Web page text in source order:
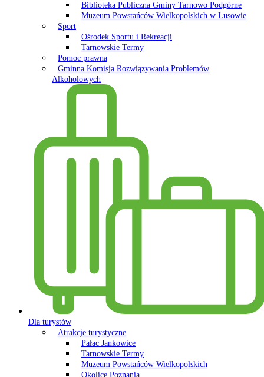
Biblioteka Publiczna Gminy Tarnowo Podgórne
Muzeum Powstańców Wielkopolskich w Lusowie
Sport
Ośrodek Sportu i Rekreacji
Tarnowskie Termy
Pomoc prawna
Gminna Komisja Rozwiązywania Problemów
Alkoholowych
Dla turystów
Atrakcje turystyczne
Pałac Jankowice
Tarnowskie Termy
Muzeum Powstańców Wielkopolskich
Okolice Poznania